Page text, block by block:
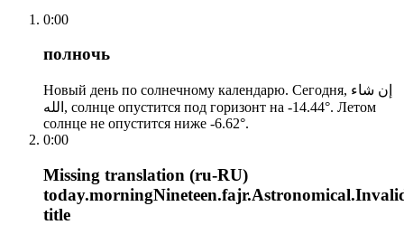
0:00
полночь
Новый день по солнечному календарю. Сегодня, إن شاء
الله, солнце опустится под горизонт на -14.44°. Летом
солнце не опустится ниже -6.62°.
0:00
Missing translation (ru-RU)
title